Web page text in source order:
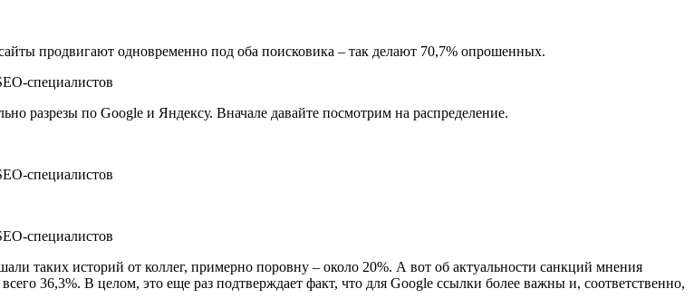
продвигают одновременно под оба поисковика – так делают 70,7% опрошенных.
разрезы по Google и Яндексу. Вначале давайте посмотрим на распределение.
таких историй от коллег, примерно поровну – около 20%. А вот об актуальности санкций мнения
36,3%. В целом, это еще раз подтверждает факт, что для Google ссылки более важны и, соответственно,